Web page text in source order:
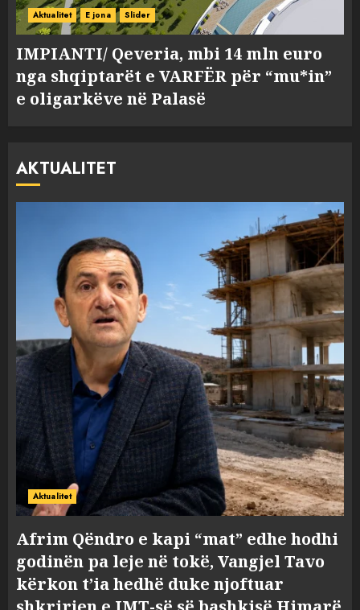
Aktualitet E jona Slider
IMPIANTI/ Qeveria, mbi 14 mln euro
nga shqiptarët e VARFËR për “mu*in”
e oligarkëve në Palasë
AKTUALITET
Aktualitet
Afrim Qëndro e kapi “mat” edhe hodhi
godinën pa leje në tokë, Vangjel Tavo
kërkon t’ia hedhë duke njoftuar